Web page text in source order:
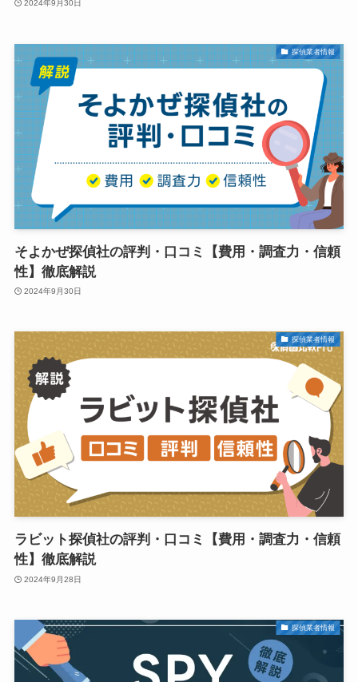
2024年9月30日
探偵業者情報
そよかぜ探偵社の評判・口コミ【費用・調査力・信頼
性】徹底解説
2024年9月30日
探偵業者情報
ラビット探偵社の評判・口コミ【費用・調査力・信頼
性】徹底解説
2024年9月28日
探偵業者情報